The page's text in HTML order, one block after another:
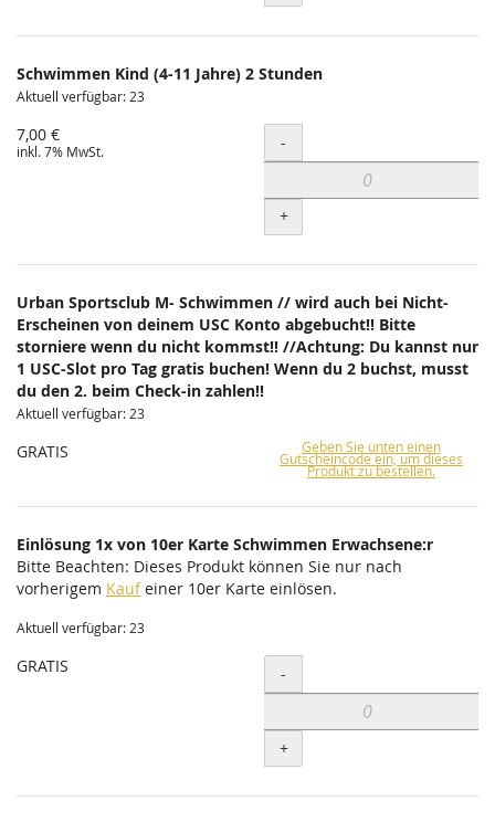
Schwimmen Kind (4-11 Jahre) 2 Stunden
Aktuell verfügbar: 23
7,00 €
inkl. 7% MwSt. Menge
-
+
Urban Sportsclub M- Schwimmen // wird auch bei Nicht-
Erscheinen von deinem USC Konto abgebucht!! Bitte
storniere wenn du nicht kommst!! //Achtung: Du kannst nur
1 USC-Slot pro Tag gratis buchen! Wenn du 2 buchst, musst
du den 2. beim Check-in zahlen!!
Aktuell verfügbar: 23
GRATIS Geben Sie unten einen
Gutscheincode ein, um dieses
Produkt zu bestellen.
Einlösung 1x von 10er Karte Schwimmen Erwachsene:r
Bitte Beachten: Dieses Produkt können Sie nur nach
vorherigem Kaufeiner 10er Karte einlösen.
Aktuell verfügbar: 23
GRATIS Menge
-
+